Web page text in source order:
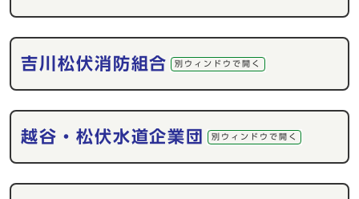
吉川松伏消防組合 別ウィンドウで開く
越谷・松伏水道企業団 別ウィンドウで開く